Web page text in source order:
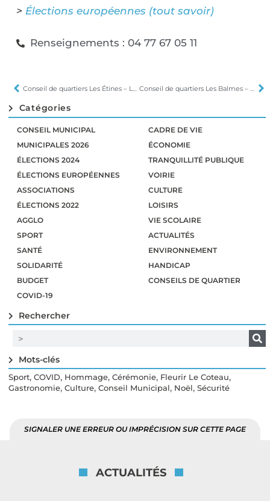
> Élections européennes (tout savoir)
Renseignements : 04 77 67 05 11
Catégories
CONSEIL MUNICIPAL
MUNICIPALES 2026
ÉLECTIONS 2024
ÉLECTIONS EUROPÉENNES
ASSOCIATIONS
ÉLECTIONS 2022
AGGLO
SPORT
SANTÉ
SOLIDARITÉ
BUDGET
COVID-19
CADRE DE VIE
ÉCONOMIE
TRANQUILLITÉ PUBLIQUE
VOIRIE
CULTURE
LOISIRS
VIE SCOLAIRE
ACTUALITÉS
ENVIRONNEMENT
HANDICAP
CONSEILS DE QUARTIER
Rechercher
Mots-clés
Sport, COVID, Hommage, Cérémonie, Fleurir Le Coteau,
Gastronomie, Culture, Conseil Municipal, Noël, Sécurité
SIGNALER UNE ERREUR OU IMPRÉCISION SUR CETTE PAGE
ACTUALITÉS